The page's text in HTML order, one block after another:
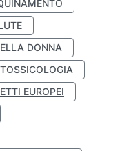
DONNA
TOSSICOLOGIA
EUROPEI